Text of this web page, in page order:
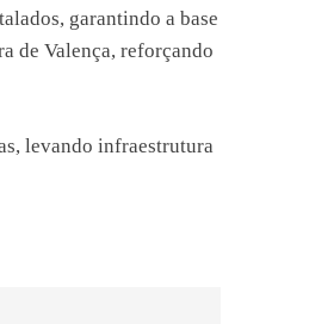
garantindo a base
de Valença, reforçando
levando infraestrutura